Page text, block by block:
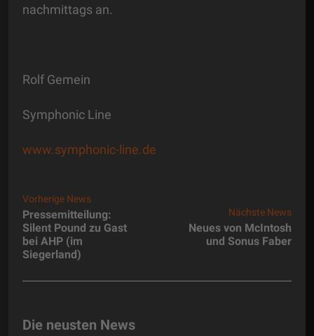
nachmittags an.
Rolf Gemein
Symphonic Line
www.symphonic-line.de
Vorherige News
Pressemitteilung:
Silent Pound zu Gast
bei AHP (im
Siegerland)
Nächste News
Neues von McIntosh
und Sonus Faber
Die neusten News